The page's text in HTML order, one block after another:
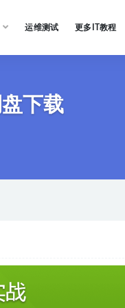
运维测试 更多IT教程
下载